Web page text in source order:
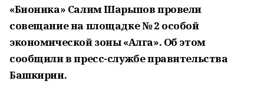
«Бионика» Салим Шарыпов провели
совещание на площадке № 2 особой
экономической зоны «Алга». Об этом
сообщили в пресс-службе правительства
Башкирии.